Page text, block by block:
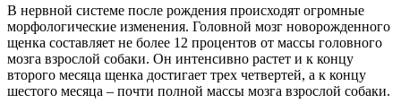
В нервной системе после рождения происходят огромные
морфологические изменения. Головной мозг новорожденного
щенка составляет не более 12 процентов от массы головного
мозга взрослой собаки. Он интенсивно растет и к концу
второго месяца щенка достигает трех четвертей, а к концу
шестого месяца – почти полной массы мозга взрослой собаки.